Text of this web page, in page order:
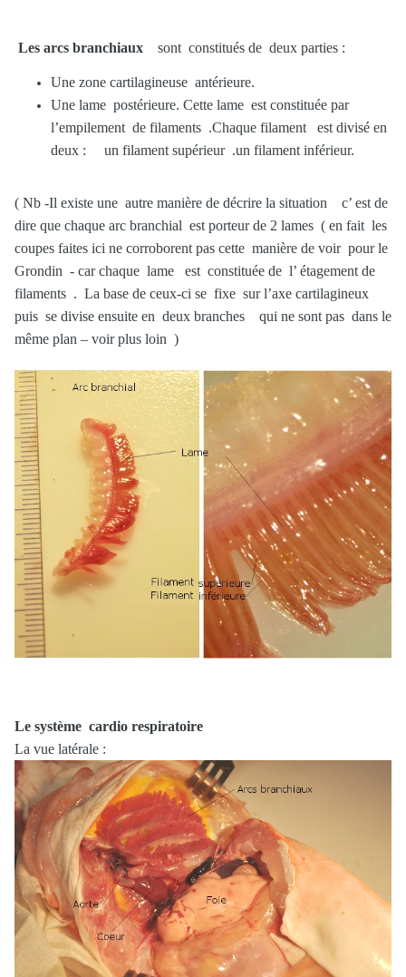
Les arcs branchiaux sont constitués de deux parties :
Une zone cartilagineuse antérieure.
Une lame postérieure. Cette lame est constituée par
l’empilement de filaments .Chaque filament est divisé en
deux :
un filament supérieur .un filament inférieur.
( Nb -Il existe une autre manière de décrire la situation c’ est de
dire que chaque arc branchial est porteur de 2 lames ( en fait les
coupes faites ici ne corroborent pas cette manière de voir pour le
Grondin - car chaque lame est constituée de l’ étagement de
filaments . La base de ceux-ci se fixe sur l’axe cartilagineux
puis se divise ensuite en deux branches qui ne sont pas dans le
même plan – voir plus loin )
Le système cardio respiratoire
La vue latérale :